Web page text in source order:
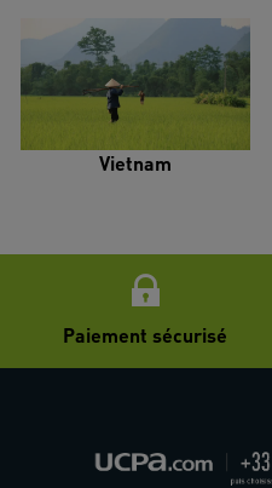
Vietnam
Paiement sécurisé